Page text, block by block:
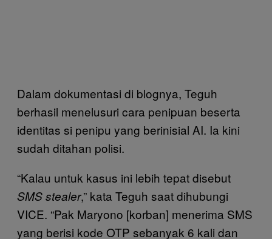
Dalam dokumentasi di blognya, Teguh
berhasil menelusuri cara penipuan beserta
identitas si penipu yang berinisial AI. Ia kini
sudah ditahan polisi.
“Kalau untuk kasus ini lebih tepat disebut
SMS stealer,” kata Teguh saat dihubungi
VICE. “Pak Maryono [korban] menerima SMS
yang berisi kode OTP sebanyak 6 kali dan